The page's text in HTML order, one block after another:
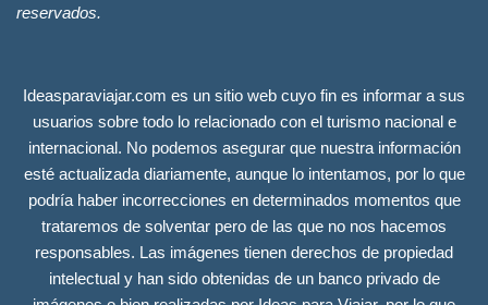
reservados.
Ideasparaviajar.com es un sitio web cuyo fin es informar a sus
usuarios sobre todo lo relacionado con el turismo nacional e
internacional. No podemos asegurar que nuestra información
esté actualizada diariamente, aunque lo intentamos, por lo que
podría haber incorrecciones en determinados momentos que
trataremos de solventar pero de las que no nos hacemos
responsables. Las imágenes tienen derechos de propiedad
intelectual y han sido obtenidas de un banco privado de